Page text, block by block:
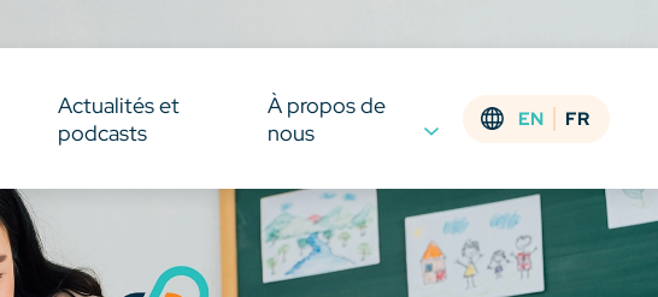
Actualités et
podcasts
À propos de
nous
EN FR